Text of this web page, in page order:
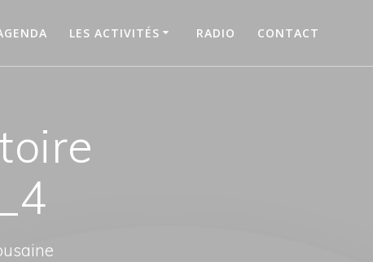
LES ACTIVITÉS RADIO CONTACT